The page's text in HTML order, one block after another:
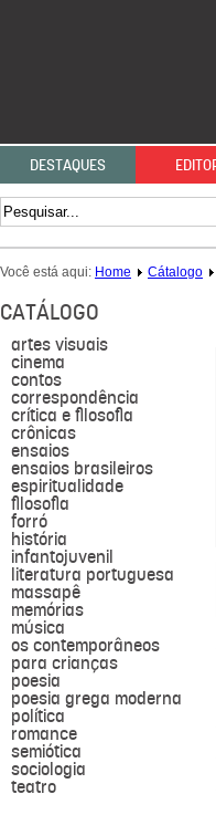
DESTAQUES
Você está aqui: Home Cátalogo
CATÁLOGO
artes visuais
cinema
contos
correspondência
crítica e filosofia
crônicas
ensaios
ensaios brasileiros
espiritualidade
filosofia
forró
história
infantojuvenil
literatura portuguesa
massapê
memórias
música
os contemporâneos
para crianças
poesia
poesia grega moderna
política
romance
semiótica
sociologia
teatro